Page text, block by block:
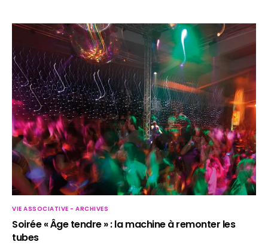
VIE ASSOCIATIVE - ARCHIVES
Soirée « Âge tendre » : la machine à remonter les
tubes